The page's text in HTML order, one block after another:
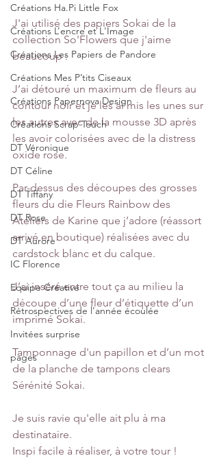
Créations Ha.Pi Little Fox
Créations L’encre et L'Image
Créations Les Papiers de Pandore
Créations Mes P’tits Ciseaux
Créations Papernova Design
Créations Scrap'Touch
DT Véronique
DT Céline
DT Tiffany
DT Rose
DT Aurore
IC Florence
Equipe Créative
Rétrospectives de l’année écoulée
Invitées surprise
pages
J'ai utilisé des papiers Sokai de la
collection So'Flowers que j'aime
beaucoup :
J’ai détouré un maximum de fleurs au
contour noir et je les ai mis les unes sur
les autres avec de la mousse 3D après
les avoir colorisées avec de la distress
oxide rose.
Par-dessus des découpes des grosses
fleurs du die Fleurs Rainbow des
Ateliers de Karine que j’adore (réassort
arrivé en boutique) réalisées avec du
cardstock blanc et du calque.
J’ai inséré entre tout ça au milieu la
découpe d’une fleur d’étiquette d’un
imprimé Sokai.
Tamponnage d'un papillon et d’un mot
de la planche de tampons clears
Sérénité Sokai.
Je suis ravie qu'elle ait plu à ma
destinataire.
Inspi facile à réaliser, à votre tour !